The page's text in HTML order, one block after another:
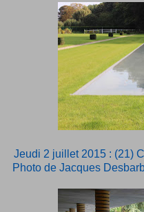
Jeudi 2 juillet 2015 : (21)
Photo de Jacques